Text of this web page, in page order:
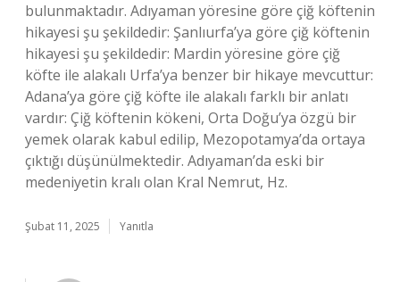
bulunmaktadır. Adıyaman yöresine göre çiğ köftenin
hikayesi şu şekildedir: Şanlıurfa’ya göre çiğ köftenin
hikayesi şu şekildedir: Mardin yöresine göre çiğ
köfte ile alakalı Urfa’ya benzer bir hikaye mevcuttur:
Adana’ya göre çiğ köfte ile alakalı farklı bir anlatı
vardır: Çiğ köftenin kökeni, Orta Doğu’ya özgü bir
yemek olarak kabul edilip, Mezopotamya’da ortaya
çıktığı düşünülmektedir. Adıyaman’da eski bir
medeniyetin kralı olan Kral Nemrut, Hz.
Şubat 11, 2025 Yanıtla